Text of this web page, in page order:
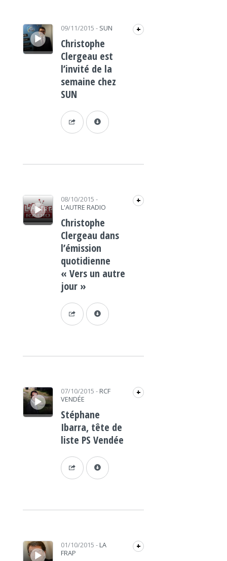
Lecteur audio 09/11/2015 - SUN +
Christophe
Clergeau est
l’invité de la
semaine chez
SUN
Lecteur audio 08/10/2015 -
L'AUTRE RADIO
+
Christophe
Clergeau dans
l’émission
quotidienne
« Vers un autre
jour »
Lecteur audio 07/10/2015 - RCF
VENDÉE
+
Stéphane
Ibarra, tête de
liste PS Vendée
Lecteur audio 01/10/2015 - LA
FRAP
+